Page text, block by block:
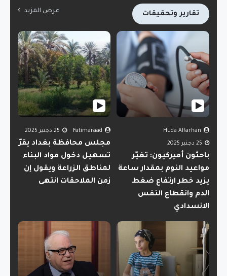
تقارير وتحقيقات عرض المزيد
Huda Alfarhan
25 دجنبر 2025
باحثون أميركيون: تغيّر
مواعيد النوم بمقدار ساعة
يزيد خطر ارتفاع ضغط
الدم وانقطاع النفس
الانسدادي
Fatimaraad 25 دجنبر 2025
مجلس محافظة بغداد يقرّ
تسهيل دخول مواد البناء
لمناطق الزراعة ويقول إن
زمن الملاحقات انتهى